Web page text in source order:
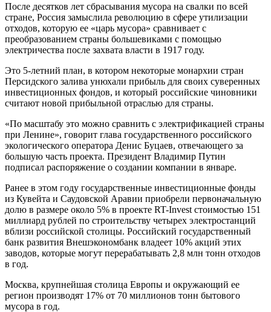
После десятков лет сбрасывания мусора на свалки по всей
стране, Россия замыслила революцию в сфере утилизации
отходов, которую ее «царь мусора» сравнивает с
преобразованием страны большевиками с помощью
электричества после захвата власти в 1917 году.
Это 5-летний план, в котором некоторые монархии стран
Персидского залива унюхали прибыль для своих суверенных
инвестиционных фондов, и который российские чиновники
считают новой прибыльной отраслью для страны.
«По масштабу это можно сравнить с электрификацией страны
при Ленине», говорит глава государственного российского
экологического оператора Денис Буцаев, отвечающего за
большую часть проекта. Президент Владимир Путин
подписал распоряжение о создании компании в январе.
Ранее в этом году государственные инвестиционные фонды
из Кувейта и Саудовской Аравии приобрели первоначальную
долю в размере около 5% в проекте RT-Invest стоимостью 151
миллиард рублей по строительству четырех электростанций
вблизи российской столицы. Российский государственный
банк развития Внешэкономбанк владеет 10% акций этих
заводов, которые могут перерабатывать 2,8 млн тонн отходов
в год.
Москва, крупнейшая столица Европы и окружающий ее
регион производят 17% от 70 миллионов тонн бытового
мусора в год.